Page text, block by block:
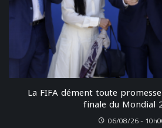
La FIFA dément toute
finale du Mondial
06/08/26 -